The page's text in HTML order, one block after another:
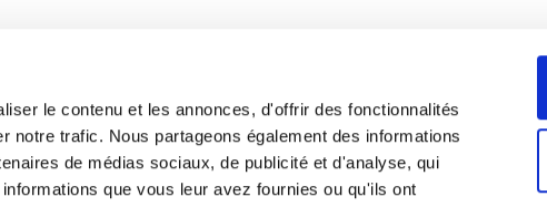
le contenu et les annonces, d'offrir des fonctionnalités
notre trafic. Nous partageons également des informations
de médias sociaux, de publicité et d'analyse, qui
que vous leur avez fournies ou qu'ils ont